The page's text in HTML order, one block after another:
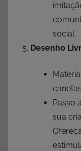
social.
Desenho
Passo
sua